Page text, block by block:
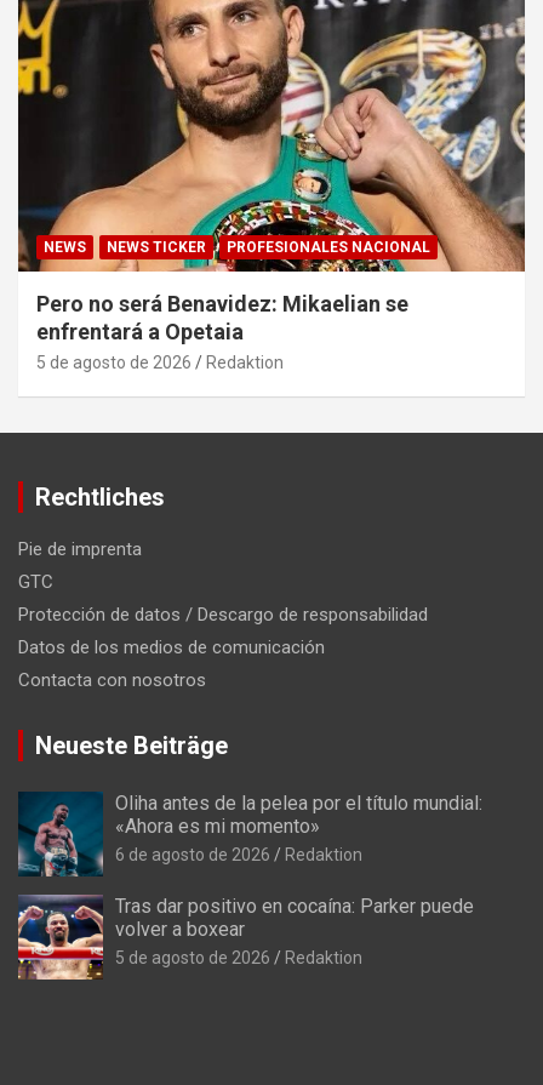
NEWS NEWS TICKER PROFESIONALES NACIONAL
Pero no será Benavidez: Mikaelian se
enfrentará a Opetaia
5 de agosto de 2026 Redaktion
Rechtliches
Pie de imprenta
GTC
Protección de datos / Descargo de responsabilidad
Datos de los medios de comunicación
Contacta con nosotros
Neueste Beiträge
Oliha antes de la pelea por el título mundial:
«Ahora es mi momento»
6 de agosto de 2026 Redaktion
Tras dar positivo en cocaína: Parker puede
volver a boxear
5 de agosto de 2026 Redaktion